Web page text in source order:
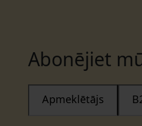
Abonējiet
Apmeklētājs